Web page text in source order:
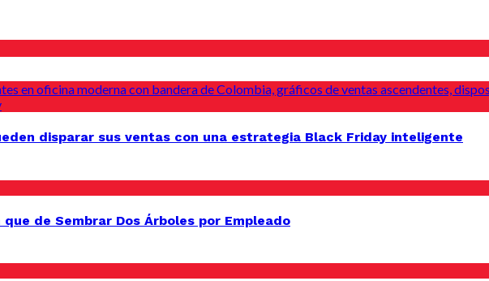
disparar sus ventas con una estrategia Black Friday inteligente
de Sembrar Dos Árboles por Empleado